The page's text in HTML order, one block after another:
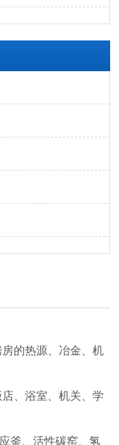
的热源、冶金、机
、浴室、机关、学
釜、活性碳窑、氢